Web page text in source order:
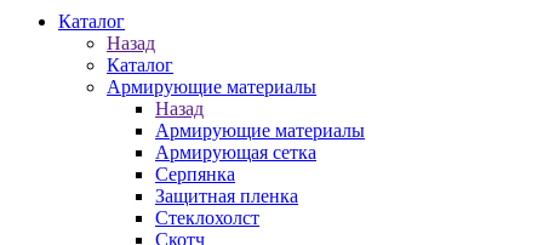
Каталог
Назад
Каталог
Армирующие материалы
Назад
Армирующие материалы
Армирующая сетка
Серпянка
Защитная пленка
Стеклохолст
Скотч